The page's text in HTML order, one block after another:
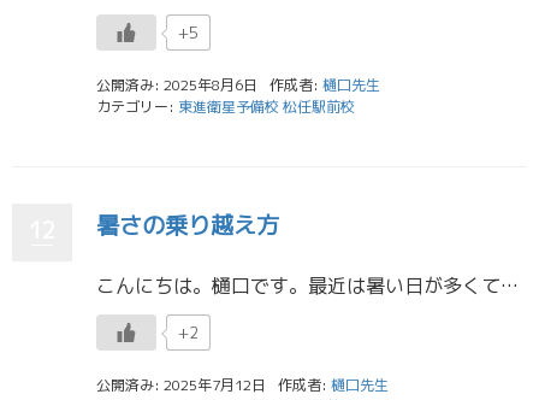
+5
公開済み: 2025年8月6日 作成者: 樋口先生
カテゴリー: 東進衛星予備校 松任駅前校
暑さの乗り越え方
こんにちは。樋口です。最近は暑い日が多くて大変ですね。 私の暑さの乗り越え方はとにかく涼しい場所に行くことです。 夏休みは毎日開館していますが同じ場所で勉強するのが苦手な人は図書館などで勉強するのがおすすめです！ 有意義 […]
+2
公開済み: 2025年7月12日 作成者: 樋口先生